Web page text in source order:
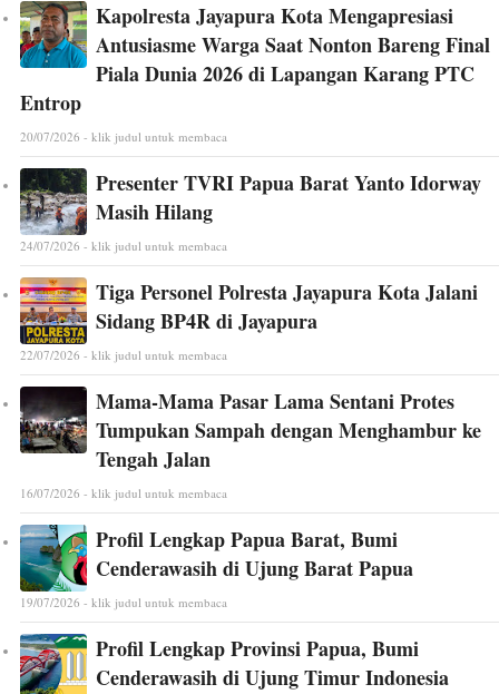
Kapolresta Jayapura Kota Mengapresiasi
Antusiasme Warga Saat Nonton Bareng Final
Piala Dunia 2026 di Lapangan Karang PTC
Entrop
20/07/2026 - klik judul untuk membaca
Presenter TVRI Papua Barat Yanto Idorway
Masih Hilang
24/07/2026 - klik judul untuk membaca
Tiga Personel Polresta Jayapura Kota Jalani
Sidang BP4R di Jayapura
22/07/2026 - klik judul untuk membaca
Mama-Mama Pasar Lama Sentani Protes
Tumpukan Sampah dengan Menghambur ke
Tengah Jalan
16/07/2026 - klik judul untuk membaca
Profil Lengkap Papua Barat, Bumi
Cenderawasih di Ujung Barat Papua
19/07/2026 - klik judul untuk membaca
Profil Lengkap Provinsi Papua, Bumi
Cenderawasih di Ujung Timur Indonesia